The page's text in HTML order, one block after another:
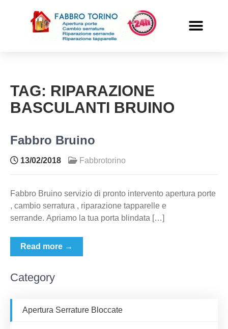
TAG: RIPARAZIONE
BASCULANTI BRUINO
Fabbro Bruino
13/02/2018 Fabbrotorino
Fabbro Bruino servizio di pronto intervento apertura porte
, cambio serratura , riparazione tapparelle e
serrande. Apriamo la tua porta blindata […]
Read more →
Category
Apertura Serrature Bloccate